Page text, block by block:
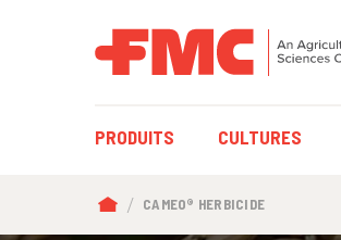
MAIN
PRODUITS CULTURES
CAMEO® HERBICIDE